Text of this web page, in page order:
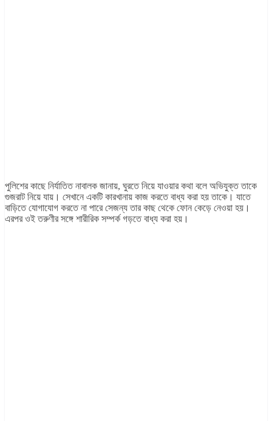
পুলিশের কাছে নির্যাতিত নাবালক জানায়, ঘুরতে নিয়ে যাওয়ার কথা বলে অভিযুক্ত তাকে
গুজরাট নিয়ে যায়। সেখানে একটি কারখানায় কাজ করতে বাধ্য করা হয় তাকে। যাতে
বাড়িতে যোগাযোগ করতে না পারে সেজন্য তার কাছ থেকে ফোন কেড়ে নেওয়া হয়।
এরপর ওই তরুণীর সঙ্গে শারীরিক সম্পর্ক গড়তে বাধ্য করা হয়।